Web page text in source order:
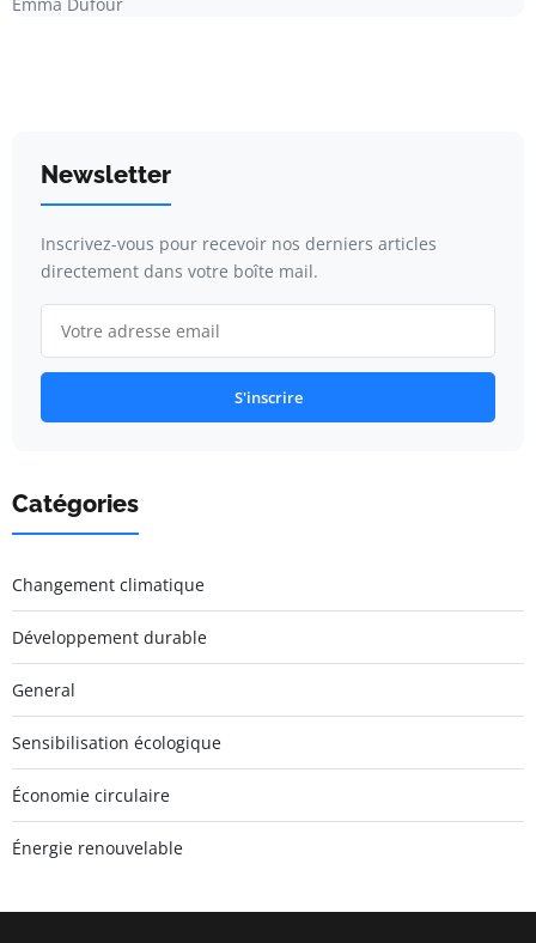
Newsletter
Inscrivez-vous pour recevoir nos derniers articles
directement dans votre boîte mail.
S'inscrire
Catégories
Changement climatique
Développement durable
General
Sensibilisation écologique
Économie circulaire
Énergie renouvelable